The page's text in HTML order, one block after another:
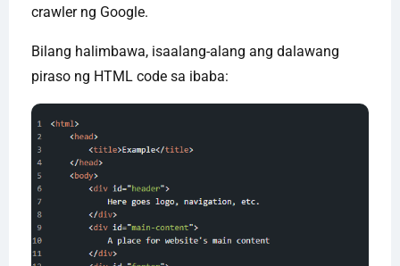
crawler ng Google.
Bilang halimbawa, isaalang-alang ang dalawang
piraso ng HTML code sa ibaba: